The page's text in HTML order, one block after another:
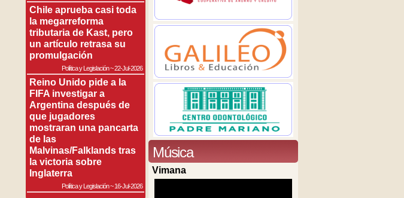
Chile aprueba casi toda
la megarreforma
tributaria de Kast, pero
un artículo retrasa su
promulgación
Política y Legislación~22-Jul-2026
Reino Unido pide a la
FIFA investigar a
Argentina después de
que jugadores
mostraran una pancarta
de las
Malvinas/Falklands tras
la victoria sobre
Inglaterra
Política y Legislación~16-Jul-2026
Música
Vimana